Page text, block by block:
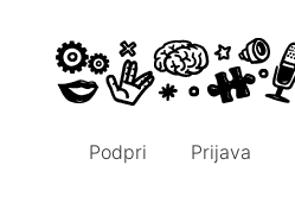
Podpri Prijava